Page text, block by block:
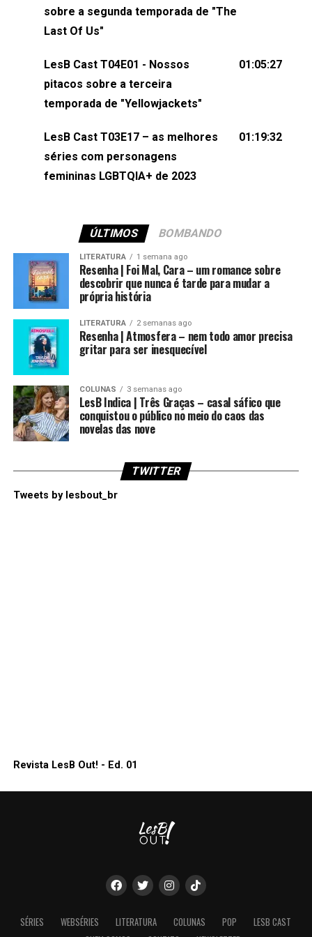
sociais:Twitter: ⁠⁠⁠⁠@lesbout_br⁠⁠⁠⁠ Instagram: ⁠⁠⁠⁠@lesbout_br⁠⁠⁠⁠
(⁠⁠⁠⁠⁠⁠@KarolenPassos⁠⁠⁠⁠⁠⁠)Participação de Bruna Fentanes
(⁠⁠⁠⁠@brunarfentanes⁠⁠⁠⁠) e Pollyelly FlorêncioEdição de
Naiady Machado
sobre a segunda temporada de "The
Last Of Us"
LesB Cast T04E01 - Nossos
pitacos sobre a terceira
temporada de "Yellowjackets"
01:05:27
LesB Cast T03E17 – as melhores
séries com personagens
femininas LGBTQIA+ de 2023
01:19:32
ÚLTIMOS BOMBANDO
LITERATURA 1 semana ago
Resenha | Foi Mal, Cara – um romance sobre
descobrir que nunca é tarde para mudar a
própria história
LITERATURA 2 semanas ago
Resenha | Atmosfera – nem todo amor precisa
gritar para ser inesquecível
COLUNAS 3 semanas ago
LesB Indica | Três Graças – casal sáfico que
conquistou o público no meio do caos das
novelas das nove
TWITTER
Tweets by lesbout_br
Revista LesB Out! - Ed. 01
SÉRIES WEBSÉRIES LITERATURA COLUNAS POP
LESB CAST